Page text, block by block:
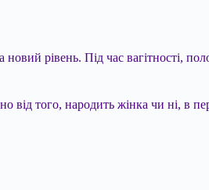
рівень. Під час вагітності,
від того, народить жінка чи ні, в